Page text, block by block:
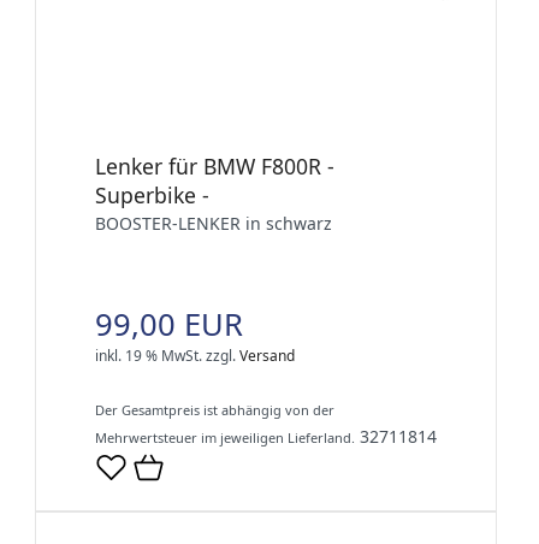
Lenker für BMW F800R -
Superbike -
BOOSTER-LENKER in schwarz
99,00 EUR
inkl. 19 % MwSt.zzgl.Versand
Der Gesamtpreis ist abhängig von der
Mehrwertsteuer im jeweiligen Lieferland. 32711814